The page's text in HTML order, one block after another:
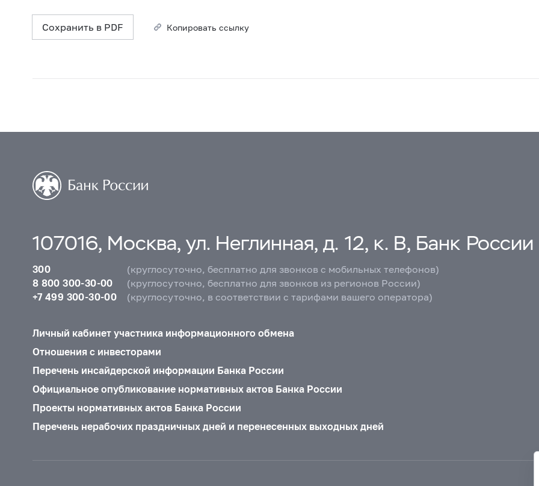
Сохранить в PDF Копировать ссылку
107016, Москва, ул. Неглинная, д. 12, к. В, Банк России
300
(круглосуточно, бесплатно для звонков с мобильных телефонов)
8 800 300-30-00
(круглосуточно, бесплатно для звонков из регионов России)
+7 499 300-30-00
(круглосуточно, в соответствии с тарифами вашего оператора)
Личный кабинет участника информационного обмена
Отношения с инвесторами
Перечень инсайдерской информации Банка России
Официальное опубликование нормативных актов Банка России
Проекты нормативных актов Банка России
Перечень нерабочих праздничных дней и перенесенных выходных дней